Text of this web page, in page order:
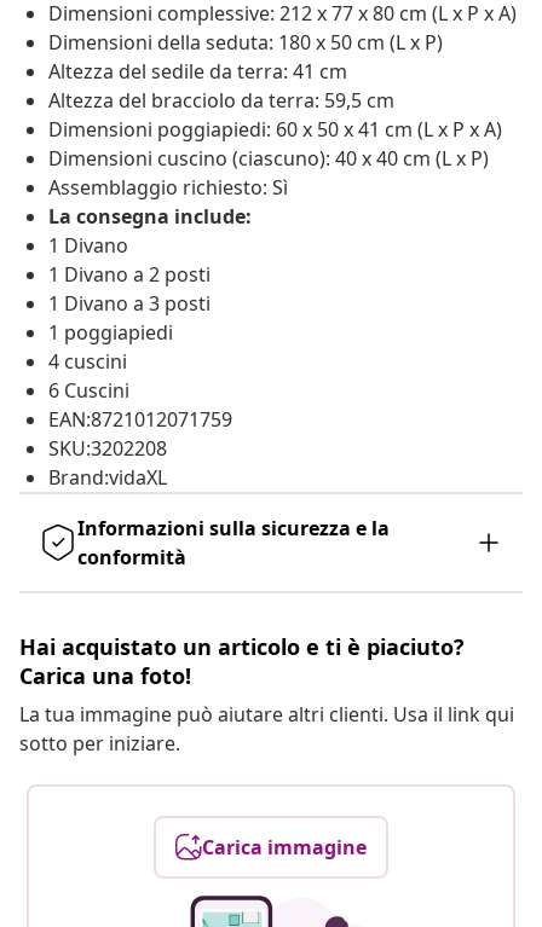
Dimensioni complessive: 212 x 77 x 80 cm (L x P x A)
Dimensioni della seduta: 180 x 50 cm (L x P)
Altezza del sedile da terra: 41 cm
Altezza del bracciolo da terra: 59,5 cm
Dimensioni poggiapiedi: 60 x 50 x 41 cm (L x P x A)
Dimensioni cuscino (ciascuno): 40 x 40 cm (L x P)
Assemblaggio richiesto: Sì
La consegna include:
1 Divano
1 Divano a 2 posti
1 Divano a 3 posti
1 poggiapiedi
4 cuscini
6 Cuscini
EAN:8721012071759
SKU:3202208
Brand:vidaXL
Informazioni sulla sicurezza e la
conformità
Hai acquistato un articolo e ti è piaciuto?
Carica una foto!
La tua immagine può aiutare altri clienti. Usa il link qui
sotto per iniziare.
Carica immagine